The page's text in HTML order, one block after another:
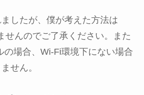
したが、僕が考えた方法は
せんのでご了承ください。また
の場合、Wi-Fi環境下にない場合
せん。